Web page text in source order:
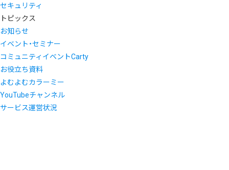
セキュリティ
トピックス
お知らせ
イベント・セミナー
コミュニティイベントCarty
お役立ち資料
よむよむカラーミー
YouTubeチャンネル
サービス運営状況